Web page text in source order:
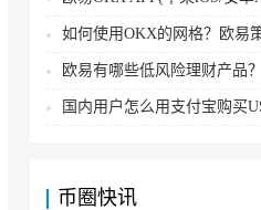
如何使用OKX的网格？欧易策略交易现货网
欧易有哪些低风险理财产品？欧易五大低风险
国内用户怎么用支付宝购买USDT？(欧
币圈快讯